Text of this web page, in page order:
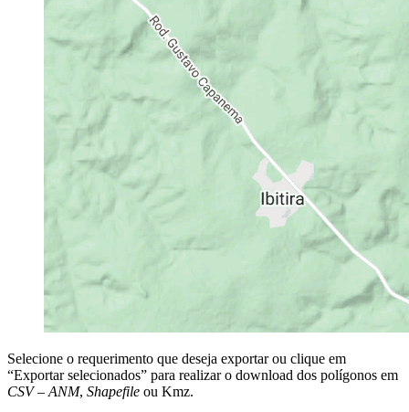
Selecione o requerimento que deseja exportar ou clique em
“Exportar selecionados” para realizar o download dos polígonos em
CSV – ANM, Shapefile ou Kmz.